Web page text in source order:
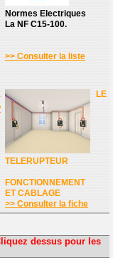
Normes Electriques
La NF C15-100.
>> Consulter la liste
LE
TELERUPTEUR
FONCTIONNEMENT
ET CABLAGE
>> Consulter la fiche
dessus pour les